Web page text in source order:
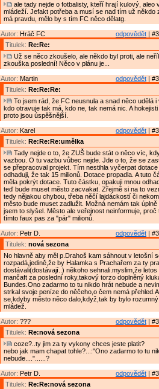
ale tady nejde o fotbalisty, kteří hrají kulový, aleo
mládeží. Jefakt potřeba a musí se nad tím už někdo
má pravdu, mělo by s tím FC něco dělatg.
odpovědět |
Autor: Hráč FC
Titulek: Re:Re:
Už se něco zkoušelo, ale někdo byl proti, ale
zkouška poslední! Něco v plánu je...
odpovědět |
Autor: Martin
Titulek: Re:Re:Re:
To jsem rád, že FC neusnula a snad něco udělá i
kdo otravuje tak má, kdo ne, tak nemá nic. A
proto jsou úspěšnější.
odpovědět |
Autor: Karel
Titulek: Re:Re:Re:umělka
Tady nejde o to, že ZUŠ bude stát o něco víc,
vazbou. O tu vazbu vůbec nejde. Jde o to, že se
se přepracoval projekt. Tím nestihla vyčerpat
odhaduji, že tak 15 milionů. Dotace propadla. A tuto
měla pokrýt dotace. Tuto částku, opakuji mnou
teď bude muset město zacvakat. Zřejmě si na to
tedy nějakou chybou, třeba něčí lajdáckostí či
město bude muset zadlužit. Možná nemám tak
jsem to slyšel. Město ale veřejnost neinformuje, proč
tímto faux pas za "pár" milionů.
odpovědět |
Autor: Petr D.
Titulek: nová sezona
No hlavně aby měl p.Drahoš kam sáhnout v letošní
rozpadá,jedině,že by Halamka s Prachařem za ty
dostávali(dostávají..) někoho sehnali.myslim,že
mančaft za poslední roky,takový torzo doplněný
Bundes.Ono zadarmo to tu nikdo hrát nebude a
strkal svoje peníze do něčeho,o čem nemá
se,kdyby město něco dalo,když,tak by bylo rozumný
mládež.
odpovědět |
Autor: ???
Titulek: Re:nová sezona
coze?..ty jim za ty vykony chces jeste platit?
nebo jak mam chapat tohle?...:"Ono zadarmo to tu
nebude...."......?
odpovědět |
Autor: Petr D.
Titulek: Re:Re:nová sezona